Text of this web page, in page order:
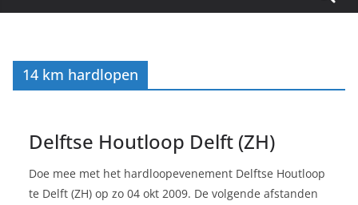
14 km hardlopen
Delftse Houtloop Delft (ZH)
Doe mee met het hardloopevenement Delftse Houtloop
te Delft (ZH) op zo 04 okt 2009. De volgende afstanden